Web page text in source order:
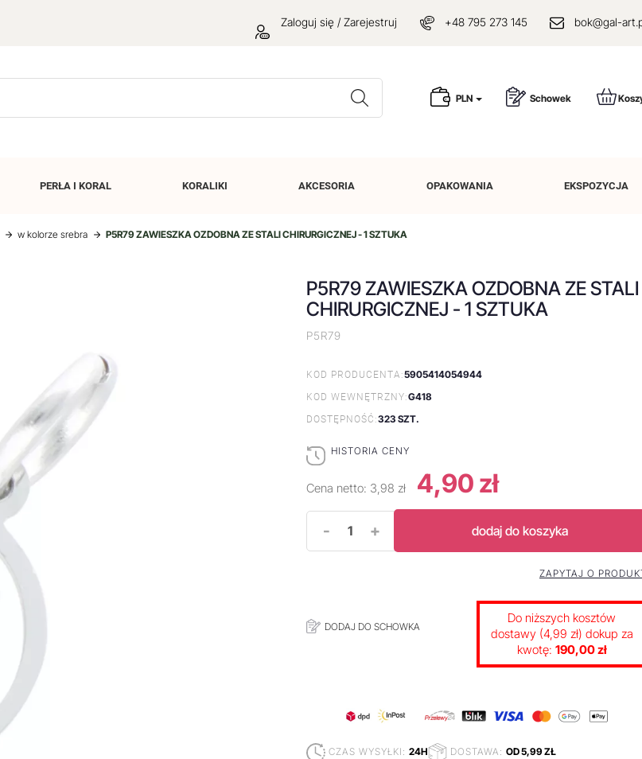
Zaloguj się / Zarejestruj +48 795 273 145 bok@gal-
Wyszukaj PLN Schowek
PERŁA I KORAL KORALIKI AKCESORIA OPAKOWANIA EKSPOZYCJA
w kolorze srebra P5R79 ZAWIESZKA OZDOBNA ZE STALI CHIRURGICZNEJ - 1 SZTUKA
P5R79 ZAWIESZKA OZDOBNA ZE STALI
CHIRURGICZNEJ - 1 SZTUKA
P5R79
KOD PRODUCENTA:5905414054944
KOD WEWNĘTRZNY:G418
DOSTĘPNOŚĆ:323 SZT.
HISTORIA CENY
Cena netto: 3,98 zł 4,90 zł
- + dodaj do koszyka
DODAJ DO SCHOWKA
ZAPYTAJ O
Do niższych kosztów
dostawy (4,99 zł) dokup za
kwotę: 190,00 zł
CZAS WYSYŁKI: 24H DOSTAWA: OD 5,99 ZŁ